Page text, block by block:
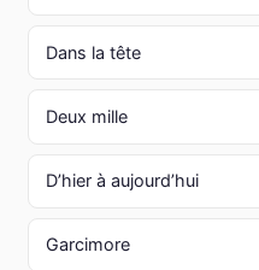
Dans la tête
Deux mille
D’hier à aujourd’hui
Garcimore